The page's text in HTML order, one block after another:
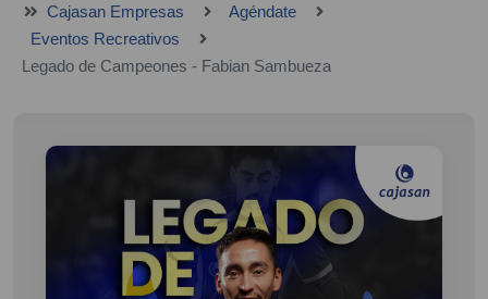
Cajasan Empresas
Agéndate
Eventos Recreativos
Legado de Campeones - Fabian Sambueza